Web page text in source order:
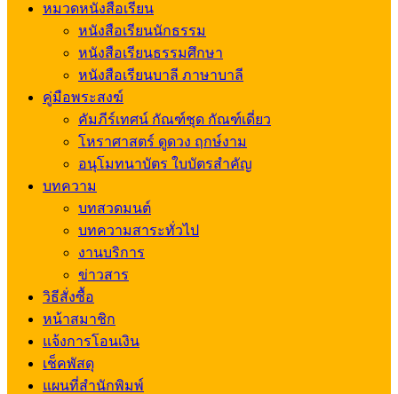
หมวดหนังสือเรียน
หนังสือเรียนนักธรรม
หนังสือเรียนธรรมศึกษา
หนังสือเรียนบาลี ภาษาบาลี
คู่มือพระสงฆ์
คัมภีร์เทศน์ กัณฑ์ชุด กัณฑ์เดี่ยว
โหราศาสตร์ ดูดวง ฤกษ์งาม
อนุโมทนาบัตร ใบบัตรสำคัญ
บทความ
บทสวดมนต์
บทความสาระทั่วไป
งานบริการ
ข่าวสาร
วิธีสั่งซื้อ
หน้าสมาชิก
แจ้งการโอนเงิน
เช็คพัสดุ
แผนที่สำนักพิมพ์